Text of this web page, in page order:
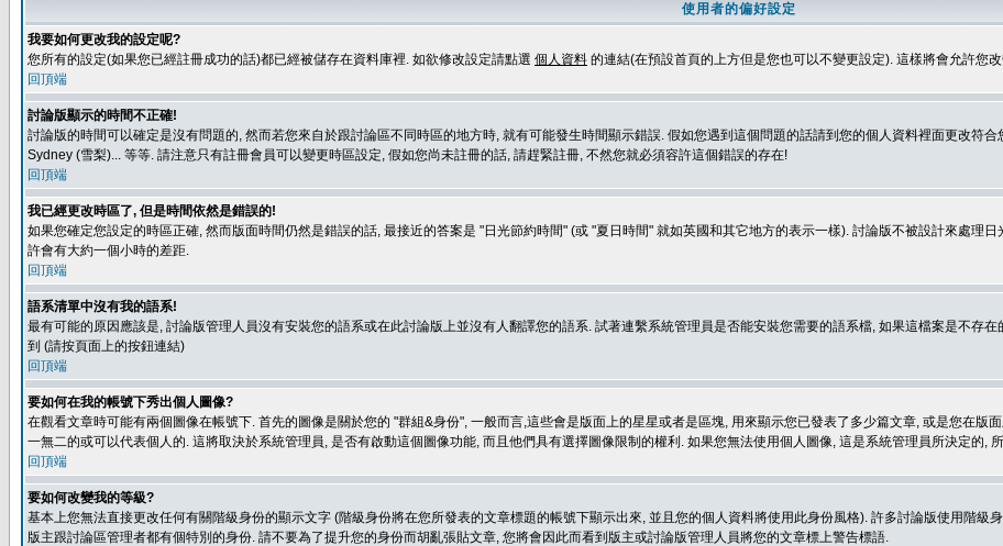
使用者的偏好設定
我要如何更改我的設定呢?
您所有的設定(如果您已經註冊成功的話)都已經被儲存在資料庫裡. 如欲修改設定請點選 個人資料 的連結(在預設首頁的上方但是您也可以不變更設定). 這樣將會允許您
回頂端
討論版顯示的時間不正確!
討論版的時間可以確定是沒有問題的, 然而若您來自於跟討論區不同時區的地方時, 就有可能發生時間顯示錯誤. 假如您遇到這個問題的話請到您的個人資料裡面更改符
Sydney (雪梨)... 等等. 請注意只有註冊會員可以變更時區設定, 假如您尚未註冊的話, 請趕緊註冊, 不然您就必須容許這個錯誤的存在!
回頂端
我已經更改時區了, 但是時間依然是錯誤的!
如果您確定您設定的時區正確, 然而版面時間仍然是錯誤的話, 最接近的答案是 "日光節約時間" (或 "夏日時間" 就如英國和其它地方的表示一樣). 討論版不被設計來處理
許會有大約一個小時的差距.
回頂端
語系清單中沒有我的語系!
最有可能的原因應該是, 討論版管理人員沒有安裝您的語系或在此討論版上並沒有人翻譯您的語系. 試著連繫系統管理員是否能安裝您需要的語系檔, 如果這檔案是不存
到 (請按頁面上的按鈕連結)
回頂端
要如何在我的帳號下秀出個人圖像?
在觀看文章時可能有兩個圖像在帳號下. 首先的圖像是關於您的 "群組&身份", 一般而言,這些會是版面上的星星或者是區塊, 用來顯示您已發表了多少篇文章, 或是您在版
一無二的或可以代表個人的. 這將取決於系統管理員, 是否有啟動這個圖像功能, 而且他們具有選擇圖像限制的權利. 如果您無法使用個人圖像, 這是系統管理員所決定的,
回頂端
要如何改變我的等級?
基本上您無法直接更改任何有關階級身份的顯示文字 (階級身份將在您所發表的文章標題的帳號下顯示出來, 並且您的個人資料將使用此身份風格). 許多討論版使用階級
版主跟討論區管理者都有個特別的身份. 請不要為了提升您的身份而胡亂張貼文章, 您將會因此而看到版主或討論版管理人員將您的文章標上警告標語.